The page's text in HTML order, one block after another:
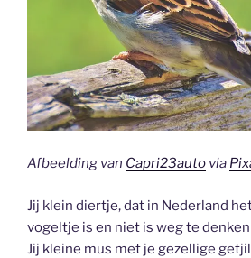
Afbeelding van Capri23auto via
Jij klein diertje, dat in Nederland
vogeltje is en niet is weg te
Jij kleine mus met je gezellige